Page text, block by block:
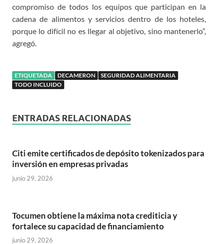
compromiso de todos los equipos que participan en la
cadena de alimentos y servicios dentro de los hoteles,
porque lo difícil no es llegar al objetivo, sino mantenerlo”,
agregó.
ETIQUETADA DECAMERON
SEGURIDAD ALIMENTARIA
TODO INCLUIDO
ENTRADAS RELACIONADAS
Citi emite certificados de depósito tokenizados para
inversión en empresas privadas
junio 29, 2026
Tocumen obtiene la máxima nota crediticia y
fortalece su capacidad de financiamiento
junio 29, 2026